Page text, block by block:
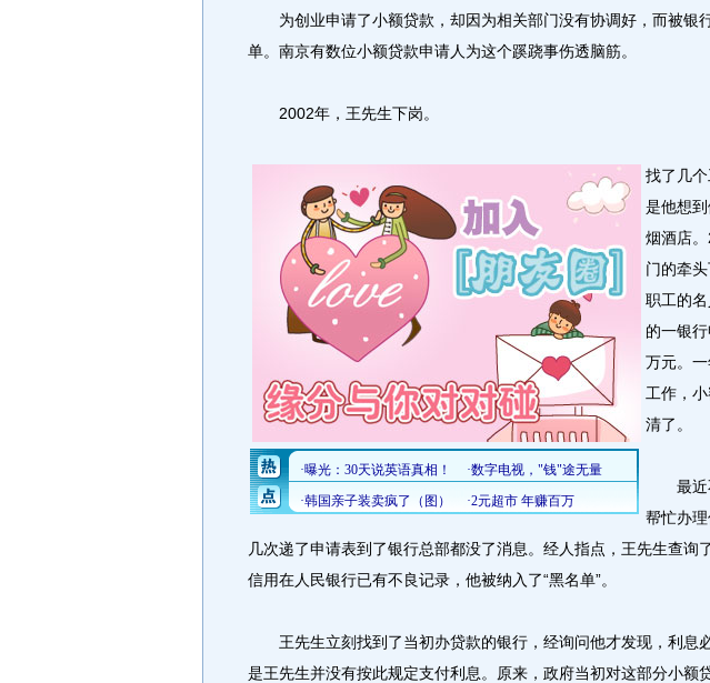
为创业申请了小额贷款，却因为相关部门没有协调好，而被银
单。南京有数位小额贷款申请人为这个蹊跷事伤透脑筋。
2002年，王先生下岗。
找了几
是他想
烟酒店
门的牵
职工的
的一银
万元。
工作，
清了。
最近
帮忙办
几次递了申请表到了银行总部都没了消息。经人指点，王先生查询
信用在人民银行已有不良记录，他被纳入了“黑名单”。
王先生立刻找到了当初办贷款的银行，经询问他才发现，利息
是王先生并没有按此规定支付利息。原来，政府当初对这部分小额